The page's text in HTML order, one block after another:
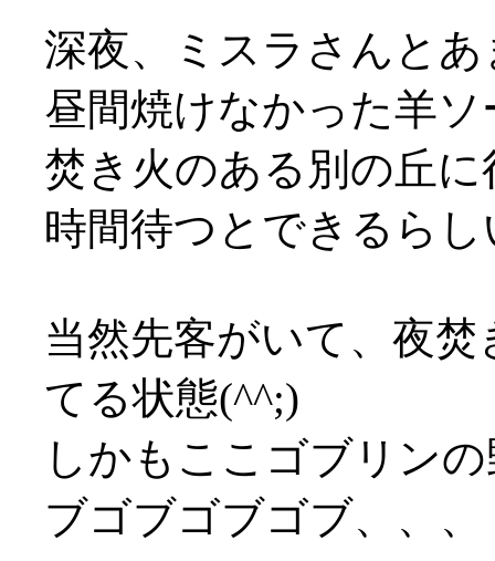
深夜、ミスラさんと
昼間焼けなかった羊
焚き火のある別の丘
時間待つとできるらし
当然先客がいて、夜
てる状態(^^;)
しかもここゴブリン
ブゴブゴブゴブ、、、